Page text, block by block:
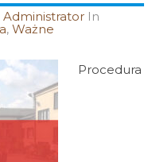
Administrator In
, Ważne
Procedura